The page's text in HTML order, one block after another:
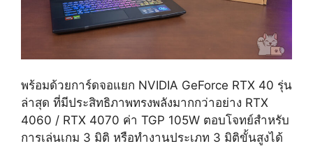
พร้อมด้วยการ์ดจอแยก NVIDIA GeForce RTX 40 รุ่น
ล่าสุด ที่มีประสิทธิภาพทรงพลังมากกว่าอย่าง RTX
4060 / RTX 4070 ค่า TGP 105W ตอบโจทย์สำหรับ
การเล่นเกม 3 มิติ หรือทำงานประเภท 3 มิติขั้นสูงได้